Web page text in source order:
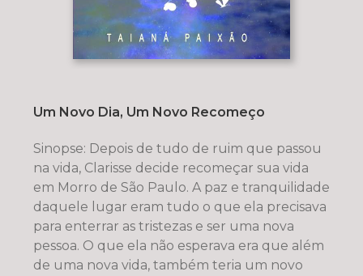
Um Novo Dia, Um Novo Recomeço
Sinopse: Depois de tudo de ruim que passou
na vida, Clarisse decide recomeçar sua vida
em Morro de São Paulo. A paz e tranquilidade
daquele lugar eram tudo o que ela precisava
para enterrar as tristezas e ser uma nova
pessoa. O que ela não esperava era que além
de uma nova vida, também teria um novo